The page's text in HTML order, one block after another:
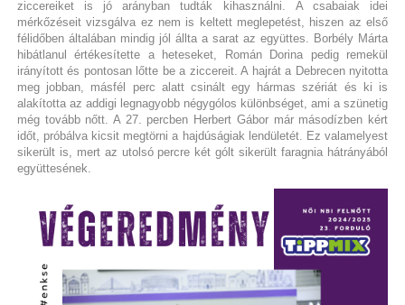
ziccereiket is jó arányban tudták kihasználni. A csabaiak idei
mérkőzéseit vizsgálva ez nem is keltett meglepetést, hiszen az első
félidőben általában mindig jól állta a sarat az együttes. Borbély Márta
hibátlanul értékesítette a heteseket, Román Dorina pedig remekül
irányított és pontosan lőtte be a ziccereit. A hajrát a Debrecen nyitotta
meg jobban, másfél perc alatt csinált egy hármas szériát és ki is
alakította az addigi legnagyobb négygólos különbséget, ami a szünetig
még tovább nőtt. A 27. percben Herbert Gábor már másodízben kért
időt, próbálva kicsit megtörni a hajdúságiak lendületét. Ez valamelyest
sikerült is, mert az utolsó percre két gólt sikerült faragnia hátrányából
együttesének.